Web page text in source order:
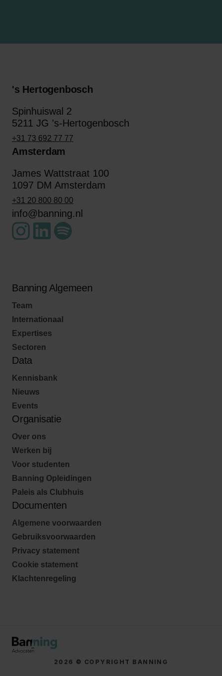
's Hertogenbosch
Spinhuiswal 2
5211 JG 's-Hertogenbosch
+31 73 692 77 77
Amsterdam
James Wattstraat 100
1097 DM Amsterdam
+31 20 800 80 00
info@banning.nl
Banning Algemeen
Team
Internationaal
Expertises
Sectoren
Data
Kennisbank
Nieuws
Events
Organisatie
Over ons
Werken bij
Voor studenten
Banning Opleidingen
Paleis als Clubhuis
Documenten
Algemene voorwaarden
Gebruiksvoorwaarden
Privacy statement
Cookie statement
Klachtenregeling
2026 © COPYRIGHT BANNING